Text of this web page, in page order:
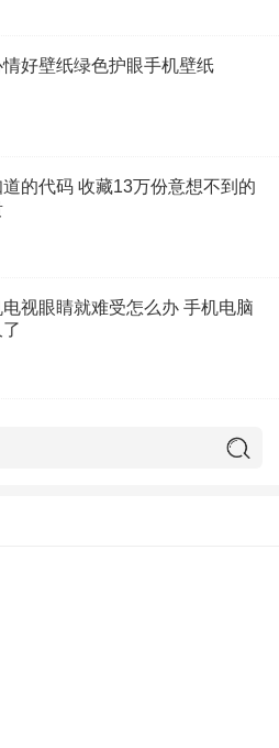
好壁纸绿色护眼手机壁纸
的代码 收藏13万份意想不到的
视眼睛就难受怎么办 手机电脑